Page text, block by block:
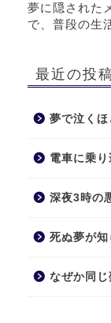
夢に隠された
で、普段の生
最近の投稿
夢で泣く
電車に乗
深夜3時の
死ぬ夢が知
なぜか同